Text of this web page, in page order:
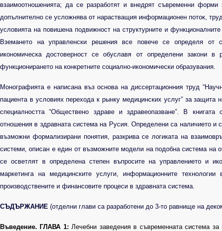
взаимоотношенията; да се разработят и внедрят съвременни
допълнително се усложнява от нарастващия информационен поток,
условията на повишена подвижност на структурните и
Вземането на управленски решения все повече се определя от
икономическа достоверност се обуславя от определени закони в
функционирането на конкретните социално-икономически образувания.
Монографията е написана въз основа на диссертационния труд
пациента в условиях перехода к рынку медицинских услуг” за защита
специалността “Обществено здраве и здравеопазване”. В
отношения в здравната система на Русия. Определени са наличието и
възможни формализирани понятия, разкрива се логиката на
системи, описан е един от възможните модели на подобна система на
се осветлят в определена степен въпросите на управлението и
маркетинга на медицинските услуги, информационните
производствените и финансовите процеси в здравната система.
СЪДЪРЖАНИЕ (отделни глави са разработени до 3-то равнище на
Въведение. ГЛАВА 1: Лечебни заведения в съвременната система